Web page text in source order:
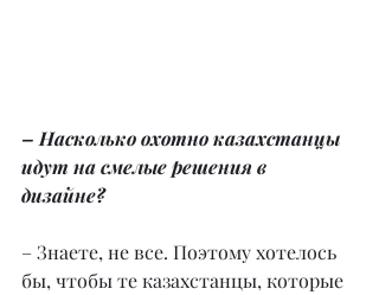
– Насколько охотно казахстанцы
идут на смелые решения в
дизайне?
– Знаете, не все. Поэтому хотелось
бы, чтобы те казахстанцы, которые